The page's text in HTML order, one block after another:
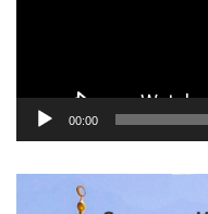
00:00